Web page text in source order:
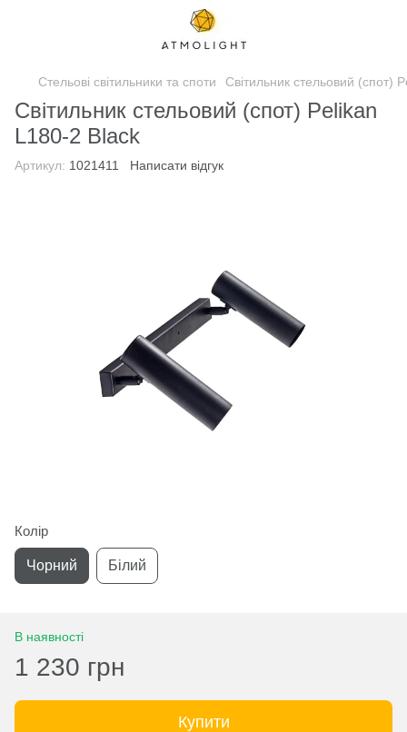
Стельові світильники та споти Світильник стельовий (спот)
Світильник стельовий (спот) Pelikan
L180-2 Black
Артикул: 1021411 Написати відгук
Колір
Чорний Білий
В наявності
1 230 грн
Купити